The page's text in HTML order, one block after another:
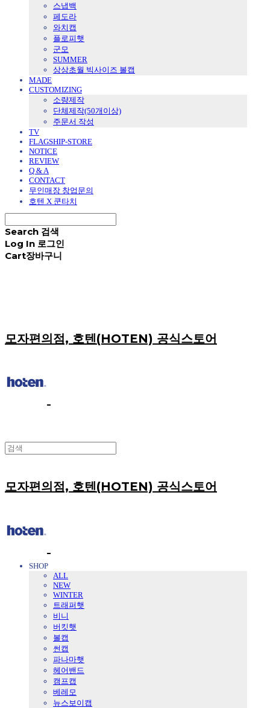
스냅백
페도라
와치캡
플로피햇
군모
SUMMER
상상초월 빅사이즈 볼캡
MADE
CUSTOMIZING
소량제작
단체제작(50개이상)
주문서 작성
TV
FLAGSHIP-STORE
NOTICE
REVIEW
Q & A
CONTACT
무인매장 창업문의
호텐 X 쿤타치
Search 검색
Log In 로그인
Cart장바구니
모자편의점, 호텐(HOTEN) 공식스토어
모자편의점, 호텐(HOTEN) 공식스토어
SHOP
ALL
NEW
WINTER
트래퍼햇
비니
버킷햇
볼캡
썬캡
파나마햇
헤어밴드
캠프캡
베레모
뉴스보이캡